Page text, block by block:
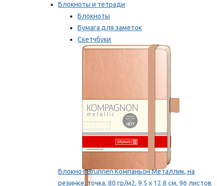
Блокноты и тетради
Блокноты
Бумага для заметок
Скетчбуки
Тетради
Блокнот Brunnen Компаньон Металлик, на
резинке, точка, 80 гр/м2, 9.5 х 12.8 см, 96 листов